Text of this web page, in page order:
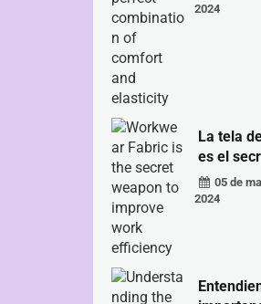
2024
La tela
es el
05 de
2024